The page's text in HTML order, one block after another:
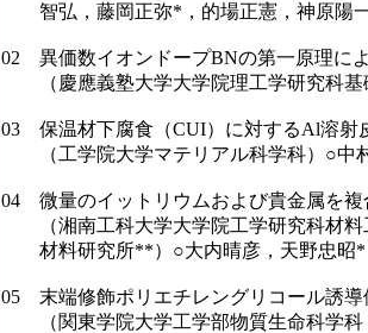
智弘，藤岡正弥*，的場正憲，神原陽
02 異価数イオンドープBNの第一原理に
（慶應義塾大学大学院理工学研究科基
03 保温材下腐食（CUI）に対するAl溶射
（工学院大学マテリアル科学科）○中
04 微量のイットリウムおよび貴金属を複
（湘南工科大学大学院工学研究科材料
材料研究所**）○大内晴彦，天野忠昭*
05 末端修飾ポリエチレングリコール誘
（関東学院大学工学部物質生命科学科